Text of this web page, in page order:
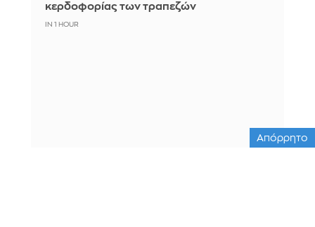
κερδοφορίας των τραπεζών
IN 1 HOUR
Απόρρητο